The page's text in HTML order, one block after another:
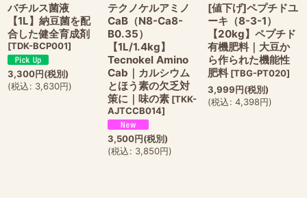
バチルス菌液
【1L】納豆菌を配
合した健全育成剤
[TDK-BCP001]
3,300円(税別)
(税込: 3,630円)
テクノケルアミノ
CaB（N8-Ca8-
B0.35）
【1L/1.4kg】
Tecnokel Amino
Cab｜カルシウム
とほう素の欠乏対
策に｜味の素 [TKK-
AJTCCB014]
3,500円(税別)
(税込: 3,850円)
[値下げ]ペプチドユ
ーキ（8-3-1）
【20kg】ペプチド
有機肥料｜大豆か
ら作られた機能性
肥料 [TBG-PT020]
3,999円(税別)
(税込: 4,398円)